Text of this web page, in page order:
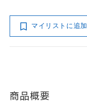
マイリストに追加
商品概要